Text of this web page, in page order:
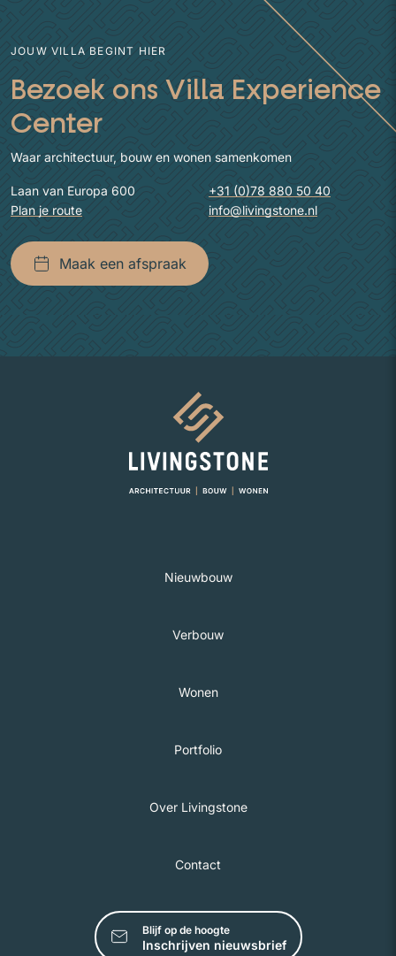
JOUW VILLA BEGINT HIER
Bezoek ons Villa Experience
Center
Waar architectuur, bouw en wonen samenkomen
Laan van Europa 600
Plan je route
+31 (0)78 880 50 40
info@livingstone.nl
Maak een afspraak
Naar homepage
Nieuwbouw
Verbouw
Wonen
Portfolio
Over Livingstone
Contact
Blijf op de hoogte
Inschrijven nieuwsbrief